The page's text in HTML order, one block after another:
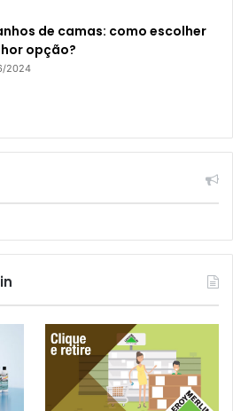
de camas: como escolher
opção?
2024